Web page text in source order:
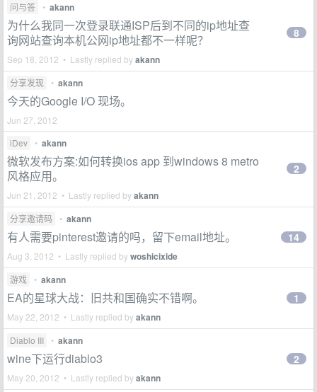
问与答
• akann
为什么我同一次登录联通ISP后到不同的ip地址查
询网站查询本机公网ip地址都不一样呢？
Sep 18, 2012 • Lastly replied byakann
8
分享发现 • akann
今天的Google I/O 现场。
Jun 27, 2012
iDev
• akann
微软发布方案:如何转换ios app 到windows 8 metro
风格应用。
Jun 21, 2012 • Lastly replied byakann
2
分享邀请码 • akann
有人需要pinterest邀请的吗，留下email地址。
Aug 3, 2012 • Lastly replied bywoshicixide
14
游戏 • akann
EA的星球大战：旧共和国确实不错啊。
May 22, 2012 • Lastly replied byakann
1
Diablo III • akann
wine下运行diablo3
May 20, 2012 • Lastly replied byakann
2